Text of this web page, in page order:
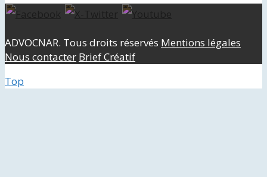
ADVOCNAR. Tous droits réservés Mentions légales
Nous contacter Brief Créatif
Top